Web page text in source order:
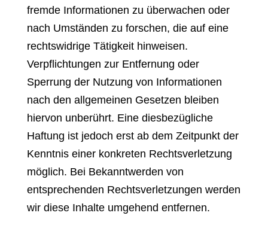
fremde Informationen zu überwachen oder
nach Umständen zu forschen, die auf eine
rechtswidrige Tätigkeit hinweisen.
Verpflichtungen zur Entfernung oder
Sperrung der Nutzung von Informationen
nach den allgemeinen Gesetzen bleiben
hiervon unberührt. Eine diesbezügliche
Haftung ist jedoch erst ab dem Zeitpunkt der
Kenntnis einer konkreten Rechtsverletzung
möglich. Bei Bekanntwerden von
entsprechenden Rechtsverletzungen werden
wir diese Inhalte umgehend entfernen.